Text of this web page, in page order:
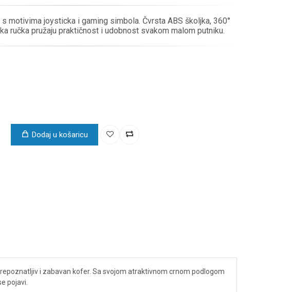
motivima joysticka i gaming simbola. Čvrsta ABS školjka, 360°
ručka pružaju praktičnost i udobnost svakom malom putniku.
Dodaj u košaricu
i zabavan kofer. Sa svojom atraktivnom crnom podlogom
pojavi.